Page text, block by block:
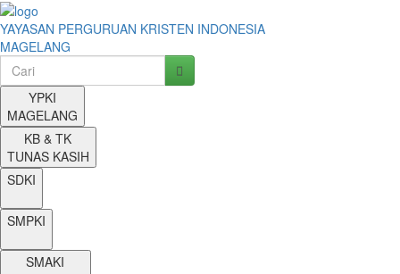
YAYASAN PERGURUAN KRISTEN INDONESIA
MAGELANG
Keyword
YPKI
MAGELANG
KB & TK
TUNAS KASIH
SDKI
SMPKI
SMAKI